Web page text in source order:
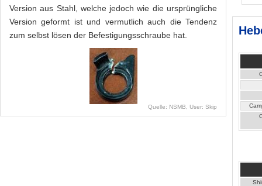
Version aus Stahl, welche jedoch wie die ursprüngliche
Version geformt ist und vermutlich auch die Tendenz
zum selbst lösen der Befestigungsschraube hat.
Quelle: NSMB, User: Skip